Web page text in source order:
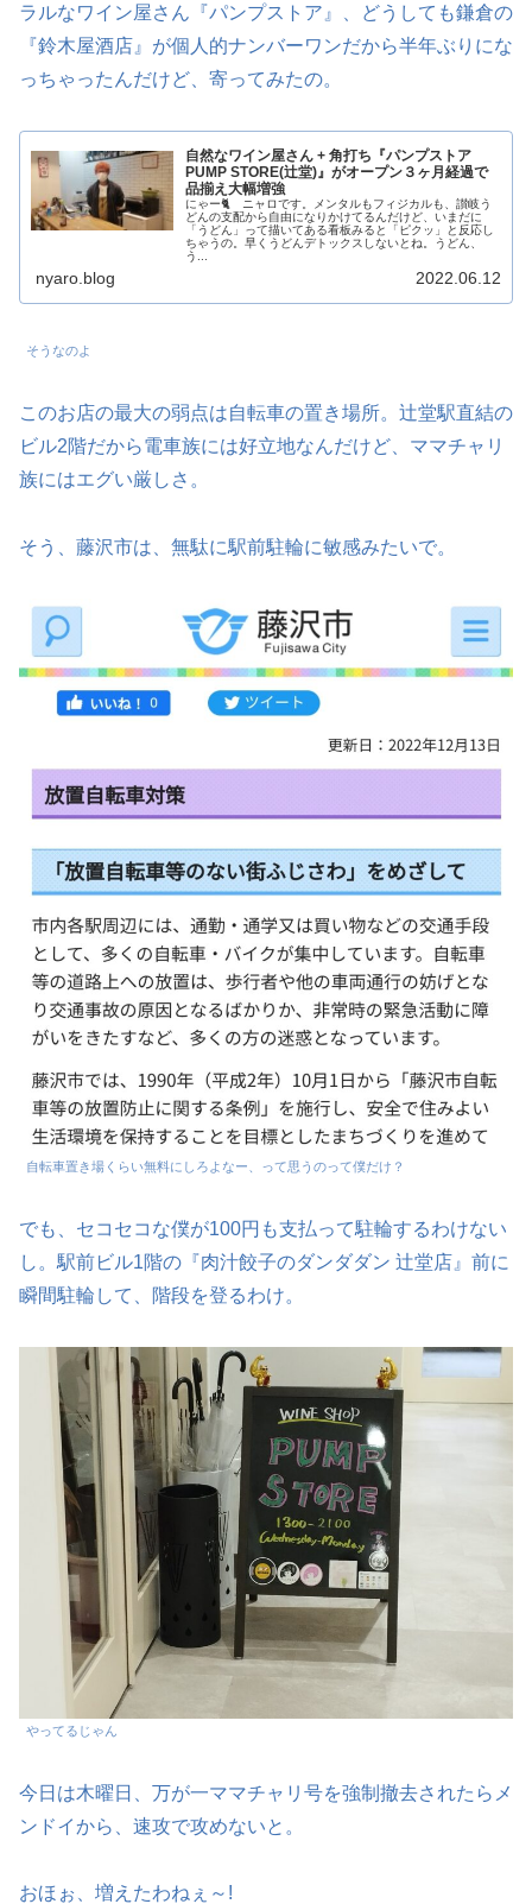
ラルなワイン屋さん『パンプストア』、どうしても鎌倉の
『鈴木屋酒店』が個人的ナンバーワンだから半年ぶりにな
っちゃったんだけど、寄ってみたの。
自然なワイン屋さん + 角打ち『パンプストア
PUMP STORE(辻堂)』がオープン３ヶ月経過で
品揃え大幅増強
にゃー🐈 ニャロです。メンタルもフィジカルも、讃岐う
どんの支配から自由になりかけてるんだけど、いまだに
「うどん」って描いてある看板みると「ピクッ」と反応し
ちゃうの。早くうどんデトックスしないとね。うどん、
う...
nyaro.blog 2022.06.12
そうなのよ
このお店の最大の弱点は自転車の置き場所。辻堂駅直結の
ビル2階だから電車族には好立地なんだけど、ママチャリ
族にはエグい厳しさ。
そう、藤沢市は、無駄に駅前駐輪に敏感みたいで。
自転車置き場くらい無料にしろよなー、って思うのって僕だけ？
でも、セコセコな僕が100円も支払って駐輪するわけない
し。駅前ビル1階の『肉汁餃子のダンダダン 辻堂店』前に
瞬間駐輪して、階段を登るわけ。
やってるじゃん
今日は木曜日、万が一ママチャリ号を強制撤去されたらメ
ンドイから、速攻で攻めないと。
おほぉ、増えたわねぇ～!